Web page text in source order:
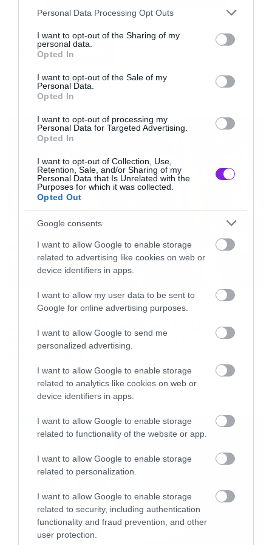
Please note that this website/app uses one or more Google
not limited to your visit or usage behaviour. You may click to
grant or deny consent to Google and its third-party tags to
use your data for below specified purposes in below Google
consent section.
Personal Data Processing Opt Outs
I want to opt-out of the Sharing of my
personal data.
Opted In
I want to opt-out of the Sale of my
Personal Data.
Opted In
I want to opt-out of processing my
Personal Data for Targeted Advertising.
Opted In
I want to opt-out of Collection, Use,
Retention, Sale, and/or Sharing of my
Personal Data that Is Unrelated with the
Purposes for which it was collected.
Opted Out
Google consents
I want to allow Google to enable storage
related to advertising like cookies on web or
device identifiers in apps.
I want to allow my user data to be sent to
Google for online advertising purposes.
I want to allow Google to send me
personalized advertising.
I want to allow Google to enable storage
related to analytics like cookies on web or
device identifiers in apps.
I want to allow Google to enable storage
related to functionality of the website or app.
I want to allow Google to enable storage
related to personalization.
I want to allow Google to enable storage
related to security, including authentication
functionality and fraud prevention, and other
user protection.
Ο Eddie από το Piece of Mind δεν προσπαθούσε
κάνοντας τσιγαράκι . Δεν είμαι σίγουρος για το
που βρήκε τσιγάρα αλλά ο νούμερο ένα
ύποπτος στην λίστα μου ήταν αυτός από το
εξώφυλλο του Stanger in a Strangerland.
Ακόμα και αυτός του Virtual XI είχε παρατήσει
το εξώφυλλο του και είχε πάει αρμένική βίζιτα
στο Fear of the Dark και μάθαινε τον Eddie να
κάνει κωλοδάκτυλα χρησιμοποιώντας εμένα
σαν στόχο. Γενικώς η κατάσταση ήταν δράμα.
Μόνο αυτός του X-Factor δεν μου
δημιουργούσε πρόβλημα και αυτό γιατί δεν
είχε αναγνωριστεί ακόμα (και ούτε έγινε ποτέ)
από το σωματείο των Eddies σαν κανονικό
Ο λόγος για τις τεταμένες σχέσεις με την
συλλογή μου ήταν το ότι δεν είχα καταφέρει να
αποκτήσω ακόμα το The Soundhouse Tapes.
Τον πρώτο δίσκο (Maxi Single καλύτερα ) που
έβγαλαν ποτέ οι Maiden. Δικαιολογίες του
τύπου «μα το έχω σε κασέτα» ή «που να βρω
τόσα λεφτά για να πάρω την αυθεντική πρώτη
έκδοση ;» απλά μου κέρδιζαν χρόνο.
IRON MAIDEN
System of a Down και Faith No
More μαζί σε περιοδεία στην
Αυστραλία